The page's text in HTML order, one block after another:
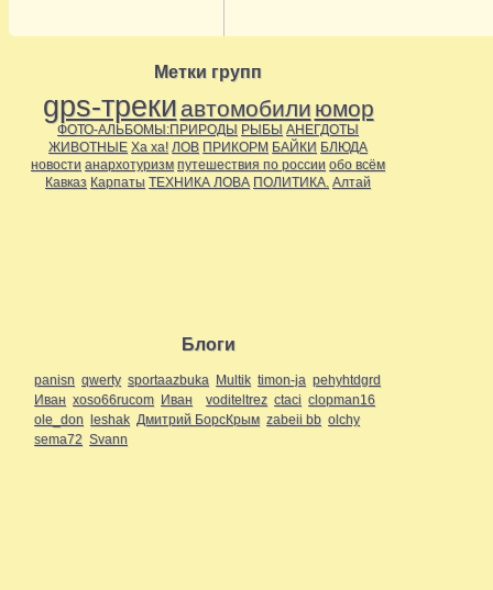
Ближние вылазки (126)
Дальние страны(11)
Около города(16)
По стране(15)
Регионы(63)
Поволжье (47)
Спелеология(20)
Сплавщики(8)
Творчество (6)
Творчество. (2)
Технические средства
Метки групп
gps-треки автомобили юмор
ФОТО-АЛЬБОМЫ:ПРИРОДЫ РЫБЫ АНЕГДОТЫ
ЖИВОТНЫЕ Ха ха! ЛОВ ПРИКОРМ БАЙКИ БЛЮДА
новости анархотуризм путешествия по россии обо всём
Кавказ Карпаты ТЕХНИКА ЛОВА ПОЛИТИКА. Алтай
Блоги
panisn qwerty sportaazbuka Multik timon-ja pehyhtdgrd
Иван xoso66rucom Иван voditeltrez ctaci clopman16
ole_don leshak Дмитрий БорсКрым zabeii bb olchy
sema72 Svann